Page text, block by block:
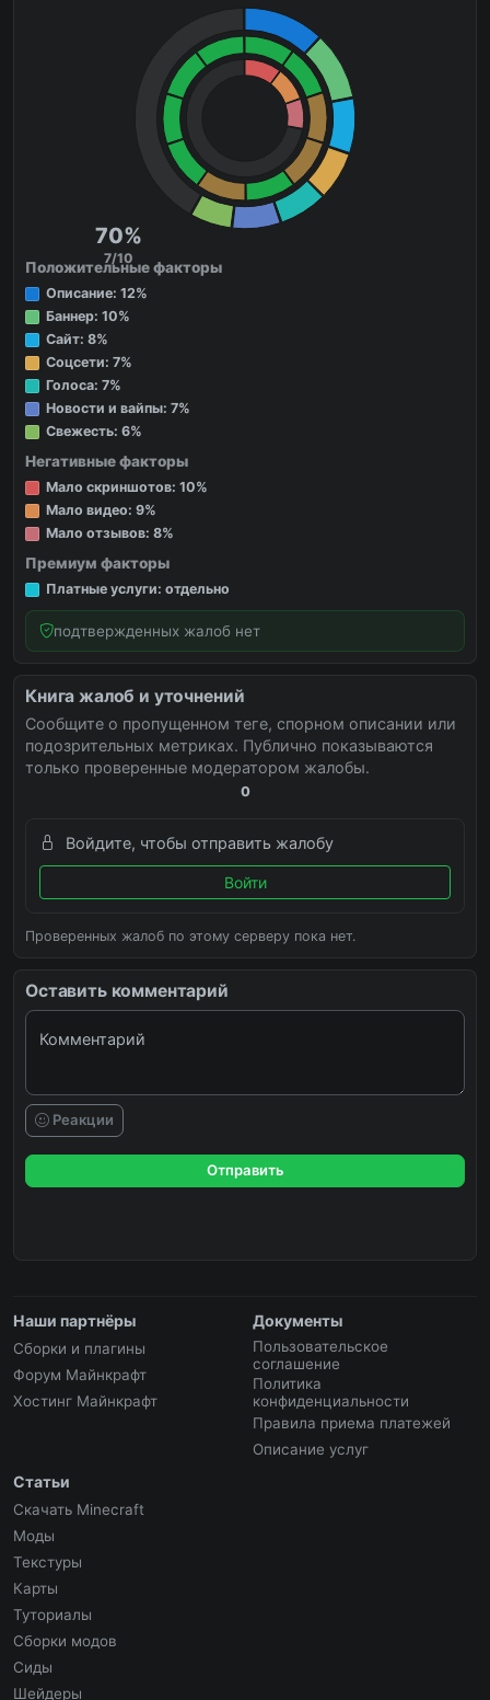
70%
7/10
Положительные факторы
Описание: 12%
Баннер: 10%
Сайт: 8%
Соцсети: 7%
Голоса: 7%
Новости и вайпы: 7%
Свежесть: 6%
Негативные факторы
Мало скриншотов: 10%
Мало видео: 9%
Мало отзывов: 8%
Премиум факторы
Платные услуги: отдельно
подтвержденных жалоб нет
Книга жалоб и уточнений
Сообщите о пропущенном теге, спорном описании или
подозрительных метриках. Публично показываются
только проверенные модератором жалобы.
0
Войдите, чтобы отправить жалобу
Войти
Проверенных жалоб по этому серверу пока нет.
Оставить комментарий
Комментарий
Реакции
Отправить
Наши партнёры
Сборки и плагины
Форум Майнкрафт
Хостинг Майнкрафт
Документы
Пользовательское
соглашение
Политика
конфиденциальности
Правила приема платежей
Описание услуг
Статьи
Скачать Minecraft
Моды
Текстуры
Карты
Туториалы
Сборки модов
Сиды
Шейдеры